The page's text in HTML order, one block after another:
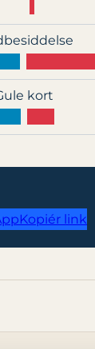
kort
Kopiér link